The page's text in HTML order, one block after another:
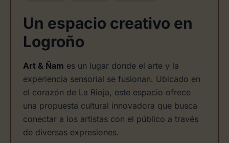
Un espacio creativo en
Logroño
Art & Ñam es un lugar donde el arte y la
experiencia sensorial se fusionan. Ubicado en
el corazón de La Rioja, este espacio ofrece
una propuesta cultural innovadora que busca
conectar a los artistas con el público a través
de diversas expresiones.